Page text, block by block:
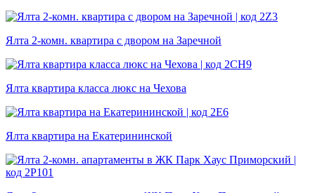
Ялта 2-комн. квартира с двором на Заречной
Ялта квартира класса люкс на Чехова
Ялта квартира на Екатерининской